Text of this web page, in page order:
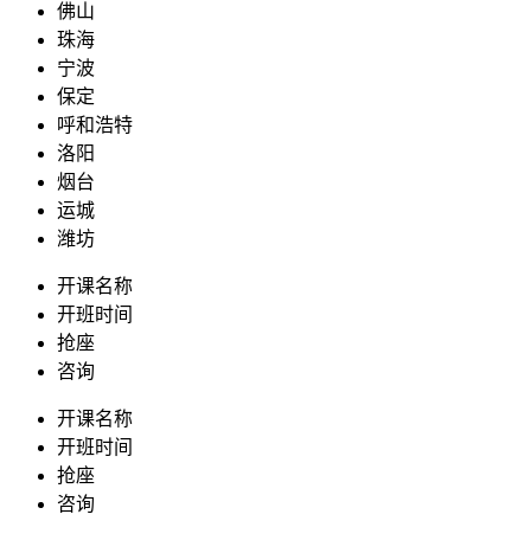
佛山
珠海
宁波
保定
呼和浩特
洛阳
烟台
运城
潍坊
开课名称
开班时间
抢座
咨询
开课名称
开班时间
抢座
咨询